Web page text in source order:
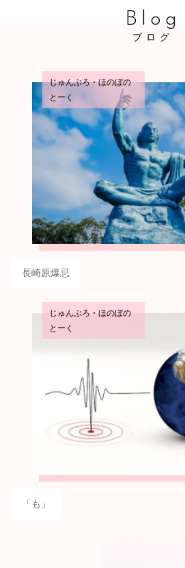
Blog
ブログ
じゅんぶろ・ほのぼの
とーく
長崎原爆忌
じゅんぶろ・ほのぼの
とーく
「も」